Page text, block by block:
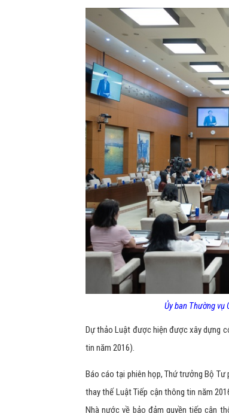
Ủy ban Thường vụ
Dự thảo Luật được hiện được xây dựng
tin năm 2016).
Báo cáo tại phiên họp, Thứ trưởng Bộ
thay thế Luật Tiếp cận thông tin năm
Nhà nước về bảo đảm quyền tiếp cận